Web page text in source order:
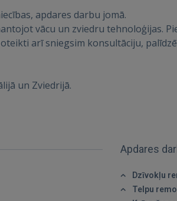
Ienākt
FACEBOOK
apdares darbu jomā.
vācu un zviedru tehnoloģijas.
arī sniegsim konsultāciju,
un Zviedrijā.
Apdares
Dzīvokļu
Telpu